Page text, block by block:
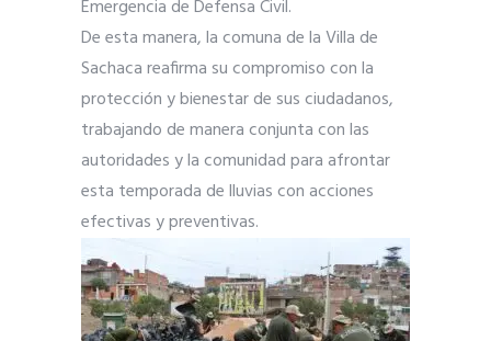
Emergencia de Defensa Civil.
De esta manera, la comuna de la Villa de
Sachaca reafirma su compromiso con la
protección y bienestar de sus ciudadanos,
trabajando de manera conjunta con las
autoridades y la comunidad para afrontar
esta temporada de lluvias con acciones
efectivas y preventivas.